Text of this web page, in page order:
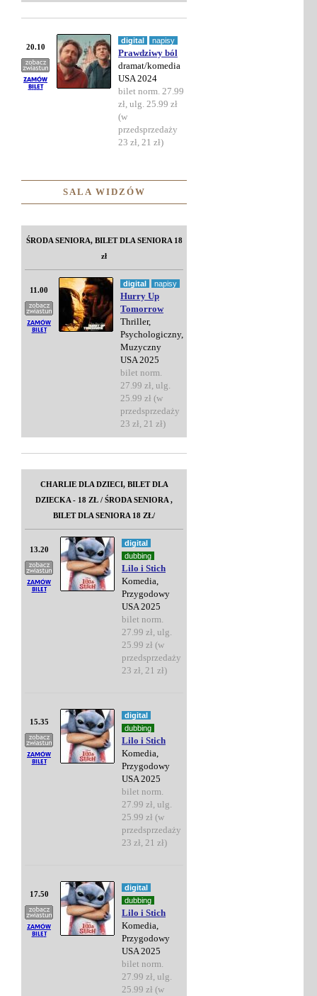
20.10
digital napisy
Prawdziwy ból
dramat/komedia
USA 2024
bilet norm. 27.99
zł, ulg. 25.99 zł
(w
przedsprzedaży
23 zł, 21 zł)
SALA WIDZÓW
ŚRODA SENIORA, BILET DLA SENIORA 18
zł
11.00
digital napisy
Hurry Up
Tomorrow
Thriller,
Psychologiczny,
Muzyczny
USA 2025
bilet norm.
27.99 zł, ulg.
25.99 zł (w
przedsprzedaży
23 zł, 21 zł)
CHARLIE DLA DZIECI, BILET DLA
DZIECKA - 18 ZŁ / ŚRODA SENIORA ,
BILET DLA SENIORA 18 ZŁ/
13.20
digital
dubbing
Lilo i Stich
Komedia,
Przygodowy
USA 2025
bilet norm.
27.99 zł, ulg.
25.99 zł (w
przedsprzedaży
23 zł, 21 zł)
15.35
digital
dubbing
Lilo i Stich
Komedia,
Przygodowy
USA 2025
bilet norm.
27.99 zł, ulg.
25.99 zł (w
przedsprzedaży
23 zł, 21 zł)
17.50
digital
dubbing
Lilo i Stich
Komedia,
Przygodowy
USA 2025
bilet norm.
27.99 zł, ulg.
25.99 zł (w